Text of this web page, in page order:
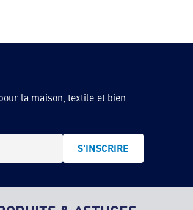
la maison, textile et bien
S'INSCRIRE